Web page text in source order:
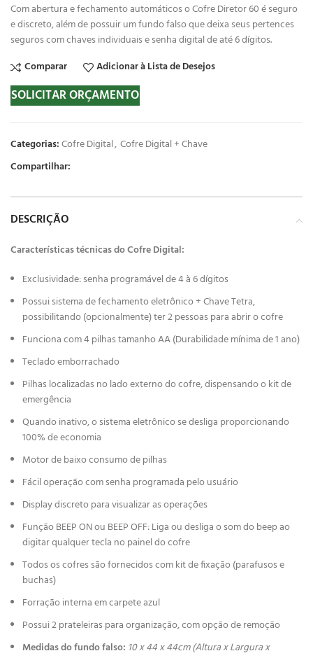
Com abertura e fechamento automáticos o Cofre Diretor 60 é seguro
e discreto, além de possuir um fundo falso que deixa seus pertences
seguros com chaves individuais e senha digital de até 6 dígitos.
Comparar
Adicionar à Lista de Desejos
SOLICITAR ORÇAMENTO
Categorias:Cofre Digital, Cofre Digital + Chave
Compartilhar:
DESCRIÇÃO
Características técnicas do Cofre Digital:
Exclusividade: senha programável de 4 à 6 dígitos
Possui sistema de fechamento eletrônico + Chave Tetra,
possibilitando (opcionalmente) ter 2 pessoas para abrir o cofre
Funciona com 4 pilhas tamanho AA (Durabilidade mínima de 1 ano)
Teclado emborrachado
Pilhas localizadas no lado externo do cofre, dispensando o kit de
emergência
Quando inativo, o sistema eletrônico se desliga proporcionando
100% de economia
Motor de baixo consumo de pilhas
Fácil operação com senha programada pelo usuário
Display discreto para visualizar as operações
Função BEEP ON ou BEEP OFF: Liga ou desliga o som do beep ao
digitar qualquer tecla no painel do cofre
Todos os cofres são fornecidos com kit de fixação (parafusos e
buchas)
Forração interna em carpete azul
Possui 2 prateleiras para organização, com opção de remoção
Medidas do fundo falso: 10 x 44 x 44cm (Altura x Largura x